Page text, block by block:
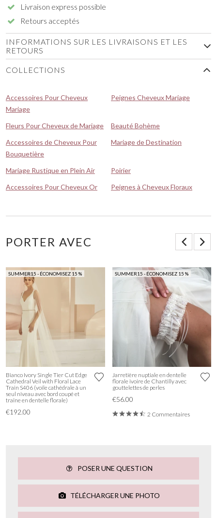
Livraison express possible
Retours acceptés
INFORMATIONS SUR LES LIVRAISONS ET LES
RETOURS
COLLECTIONS
Accessoires Pour Cheveux
Mariage
Peignes Cheveux Mariage
Fleurs Pour Cheveux de Mariage
Beauté Bohème
Accessoires de Cheveux Pour
Bouquetière
Mariage de Destination
Mariage Rustique en Plein Air
Poirier
Accessoires Pour Cheveux Or
Peignes à Cheveux Floraux
PORTER AVEC
SUMMER15 - ÉCONOMISEZ 15 %
Bianco Ivory Single Tier Cut Edge
Cathedral Veil with Floral Lace
Train S406 (voile cathédrale à un
seul niveau avec bord coupé et
traîne en dentelle florale)
€192.00
SUMMER15 - ÉCONOMISEZ 15 %
Jarretière nuptiale en dentelle
florale ivoire de Chantilly avec
gouttelettes de perles
€56.00
2 Commentaires
POSER UNE QUESTION
TÉLÉCHARGER UNE PHOTO